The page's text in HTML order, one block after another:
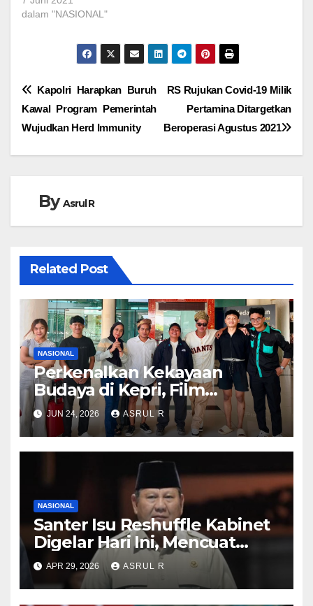
dalam "NASIONAL"
Navigasi
pos
RS Rujukan Covid-19 Milik
Pertamina Ditargetkan
Beroperasi Agustus 2021
Kapolri Harapkan Buruh
Kawal Program Pemerintah
Wujudkan Herd Immunity
ByAsrul R
Related Post
NASIONAL
Perkenalkan Kekayaan
Budaya di Kepri, Film
“Samudra di Atas Laut”
Angkat Kisah Anak Orang
Laut
JUN 24, 2026 ASRUL R
NASIONAL
Santer Isu Reshuffle Kabinet
Digelar Hari Ini, Mencuat
Nama Eks KSAD Dudung
Abdurachman hingga Ketum
KSPSI Jumhur Hidayat ‎
APR 29, 2026 ASRUL R